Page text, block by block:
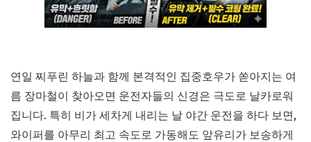
연일 찌푸린 하늘과 함께 본격적인 집중호우가 쏟아지는 여
름 장마철이 찾아오면 운전자들의 신경은 극도로 날카로워
집니다. 특히 비가 세차게 내리는 날 야간 운전을 하다 보면,
와이퍼를 아무리 최고 속도로 가동해도 앞유리가 보송하게